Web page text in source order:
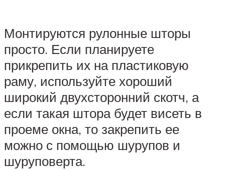
Монтируются рулонные шторы
просто. Если планируете
прикрепить их на пластиковую
раму, используйте хороший
широкий двухсторонний скотч, а
если такая штора будет висеть в
проеме окна, то закрепить ее
можно с помощью шурупов и
шуруповерта.